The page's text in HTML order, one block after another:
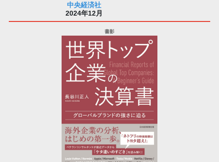
中央経済社
2024年12月